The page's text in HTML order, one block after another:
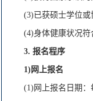
(3)已获硕士学位
(4)身体健康状况
3. 报名程序
1) 网上报名
(1)网上报名日期：